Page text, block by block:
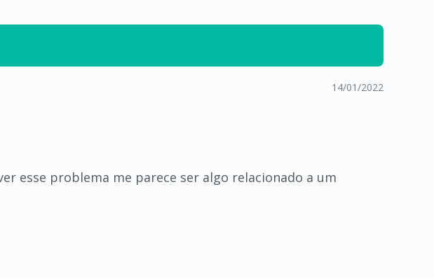
14/01/2022
esse problema me parece ser algo relacionado a um